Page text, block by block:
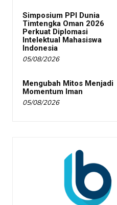
Simposium PPI Dunia
Timtengka Oman 2026
Perkuat Diplomasi
Intelektual Mahasiswa
Indonesia
05/08/2026
Mengubah Mitos Menjadi
Momentum Iman
05/08/2026